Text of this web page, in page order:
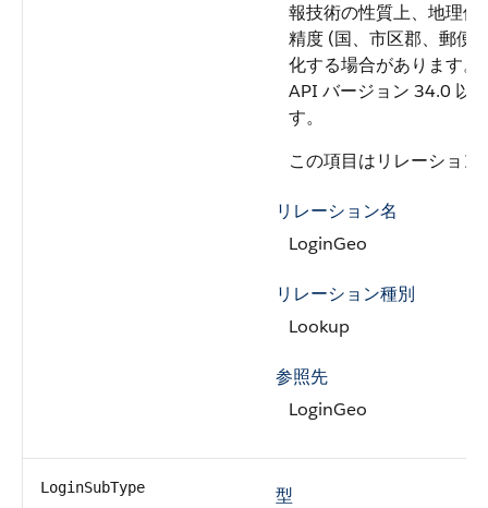
報技術の性質上、地理位
精度 (国、市区郡、郵便
化する場合があります。
API バージョン 34.0 以
す。
この項目はリレーション
リレーション名
LoginGeo
リレーション種別
Lookup
参照先
LoginGeo
LoginSubType
型